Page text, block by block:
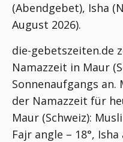
(Abendgebet), Isha
August 2026).
die-gebetszeiten.de
Namazzeit in Maur
Sonnenaufgangs
der Namazzeit für
Maur (Schweiz):
Fajr angle – 18°, Isha